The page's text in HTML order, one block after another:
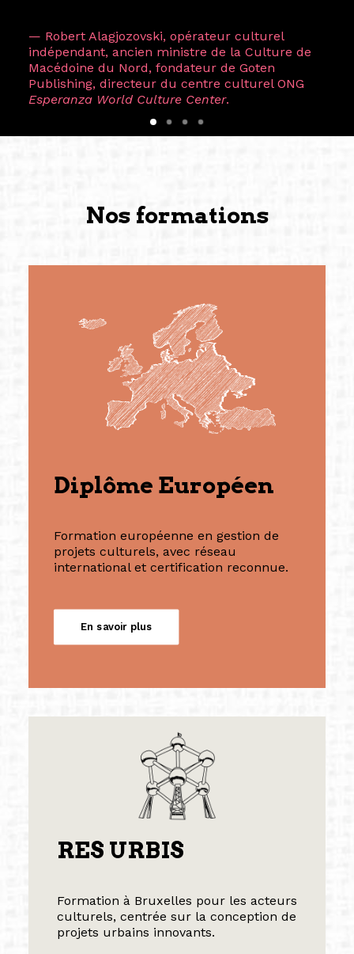
— Robert Alagjozovski, opérateur culturel
indépendant, ancien ministre de la Culture de
Macédoine du Nord, fondateur de Goten
Publishing, directeur du centre culturel ONG
Esperanza World Culture Center.
Nos formations
Diplôme Européen
Formation européenne en gestion de
projets culturels, avec réseau
international et certification reconnue.
En savoir plus
RES URBIS
Formation à Bruxelles pour les acteurs
culturels, centrée sur la conception de
projets urbains innovants.